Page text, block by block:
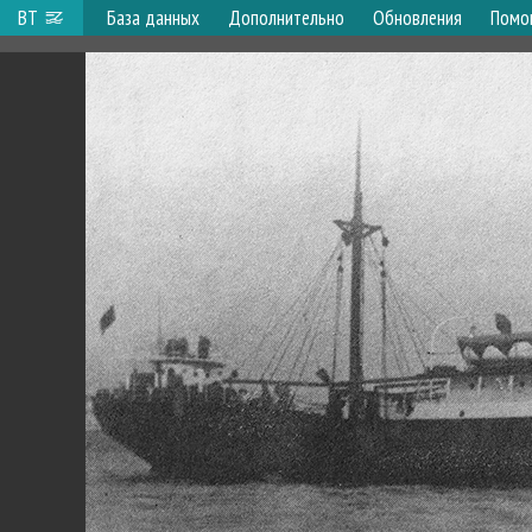
ВТ База данных Дополнительно Обновления